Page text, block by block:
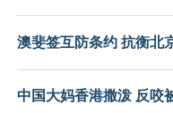
澳斐签互防条约 抗衡北
中国大妈香港撒泼 反咬